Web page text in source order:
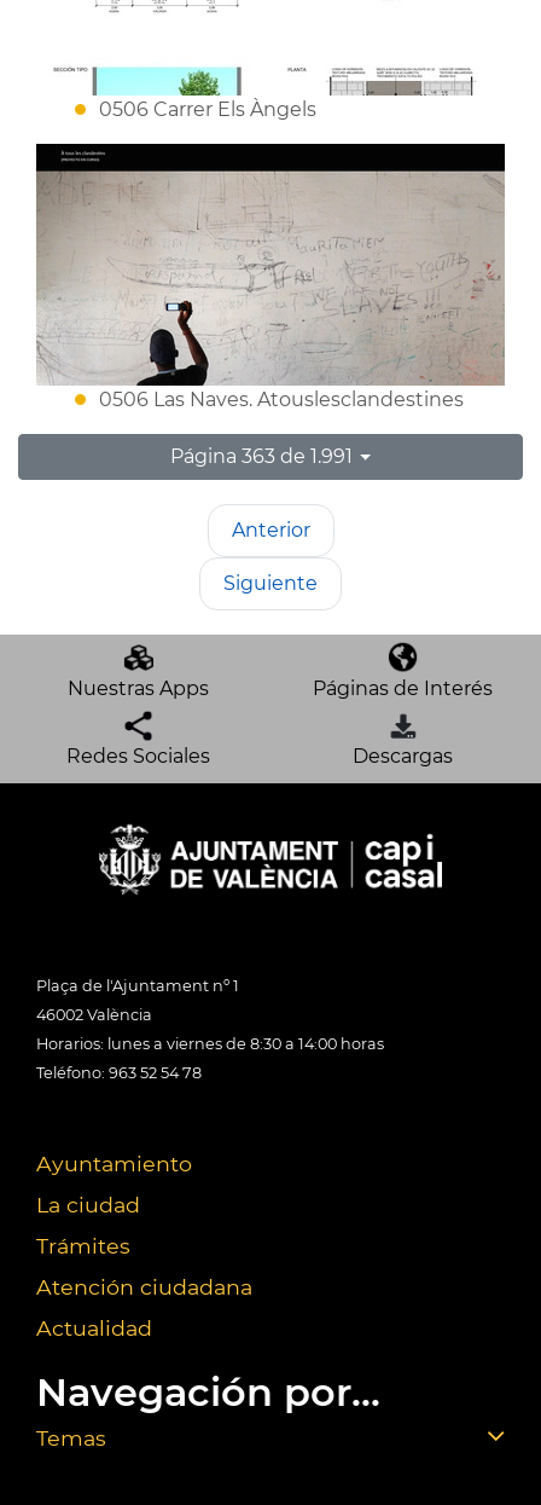
0506 Carrer Els Àngels
0506 Las Naves. Atouslesclandestines
Página 363 de 1.991
Anterior
Siguiente
Nuestras Apps Páginas de Interés
Redes Sociales Descargas
Plaça de l'Ajuntament nº 1
46002 València
Horarios: lunes a viernes de 8:30 a 14:00 horas
Teléfono: 963 52 54 78
Ayuntamiento
La ciudad
Trámites
Atención ciudadana
Actualidad
Navegación por...
Temas